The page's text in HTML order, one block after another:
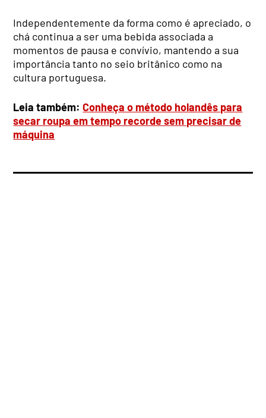
Independentemente da forma como é apreciado, o
chá continua a ser uma bebida associada a
momentos de pausa e convívio, mantendo a sua
importância tanto no seio britânico como na
cultura portuguesa.
Leia também:Conheça o método holandês para
secar roupa em tempo recorde sem precisar de
máquina